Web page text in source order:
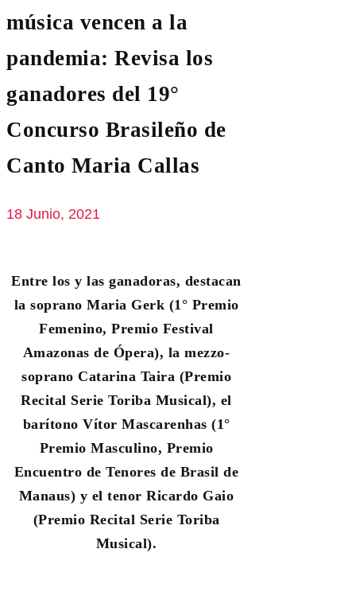
música vencen a la
pandemia: Revisa los
ganadores del 19°
Concurso Brasileño de
Canto Maria Callas
18 Junio, 2021
Entre los y las ganadoras, destacan
la soprano Maria Gerk (1° Premio
Femenino, Premio Festival
Amazonas de Ópera), la mezzo-
soprano Catarina Taira (Premio
Recital Serie Toriba Musical), el
barítono Vítor Mascarenhas (1°
Premio Masculino, Premio
Encuentro de Tenores de Brasil de
Manaus) y el tenor Ricardo Gaio
(Premio Recital Serie Toriba
Musical).